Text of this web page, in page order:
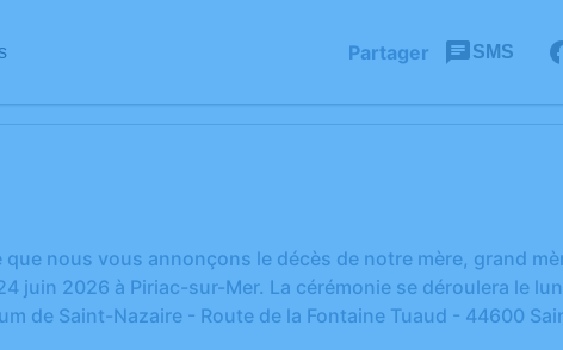
Partager SMS
que nous vous annonçons le décès de notre mère, grand
juin 2026 à Piriac-sur-Mer. La cérémonie se déroulera le
de Saint-Nazaire - Route de la Fontaine Tuaud - 44600